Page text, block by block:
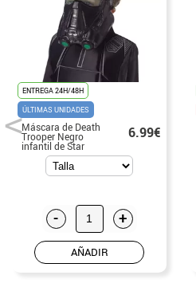
ENTREGA 24H/48H
ÚLTIMAS UNIDADES
Máscara de Death
Trooper Negro
infantil de Star
6.99€
- +
AÑADIR